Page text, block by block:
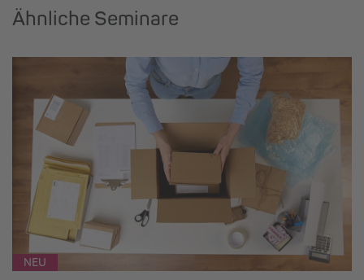
Ähnliche Seminare
NEU